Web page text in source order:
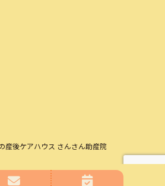
産後ケアハウス さんさん助産院